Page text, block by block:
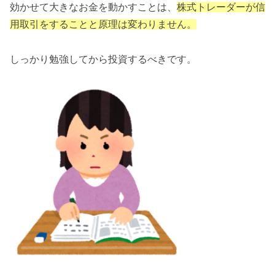
効かせて大きなお金を動かすことは、 株式トレーダーが信
用取引をすることと原理は変わりません。
しっかり勉強してから投資するべきです。